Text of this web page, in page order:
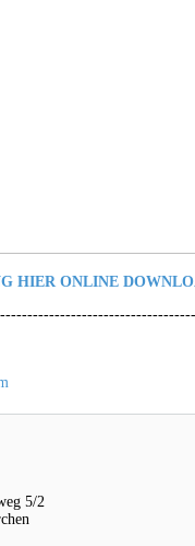
HIER ONLINE
5/2